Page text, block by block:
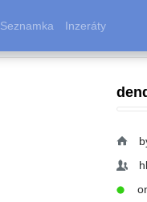
Seznamka Inzeráty